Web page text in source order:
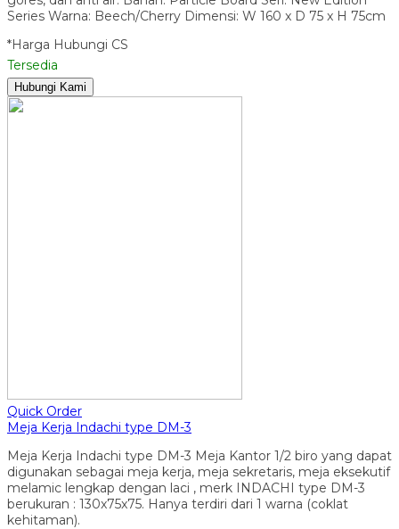
Series Warna: Beech/Cherry Dimensi: W 160 x D 75 x H 75cm
*Harga Hubungi CS
Tersedia
Hubungi Kami
Quick Order
Meja Kerja Indachi type DM-3
Meja Kerja Indachi type DM-3 Meja Kantor 1/2 biro yang dapat
digunakan sebagai meja kerja, meja sekretaris, meja eksekutif
melamic lengkap dengan laci , merk INDACHI type DM-3
berukuran : 130x75x75. Hanya terdiri dari 1 warna (coklat
kehitaman).